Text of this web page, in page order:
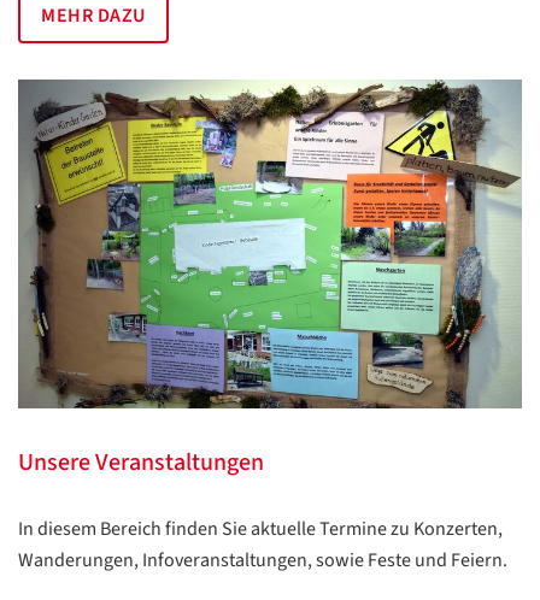
MEHR DAZU
Unsere Veranstaltungen
In diesem Bereich finden Sie aktuelle Termine zu Konzerten,
Wanderungen, Infoveranstaltungen, sowie Feste und Feiern.